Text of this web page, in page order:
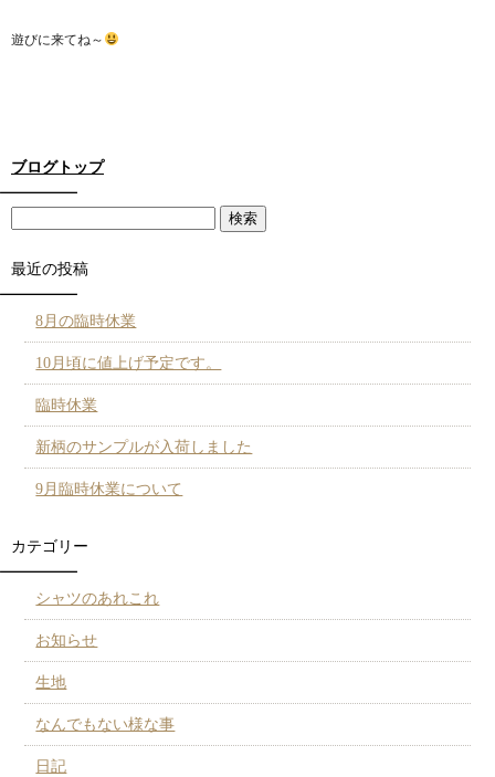
遊びに来てね～
ブログトップ
最近の投稿
8月の臨時休業
10月頃に値上げ予定です。
臨時休業
新柄のサンプルが入荷しました
9月臨時休業について
カテゴリー
シャツのあれこれ
お知らせ
生地
なんでもない様な事
日記